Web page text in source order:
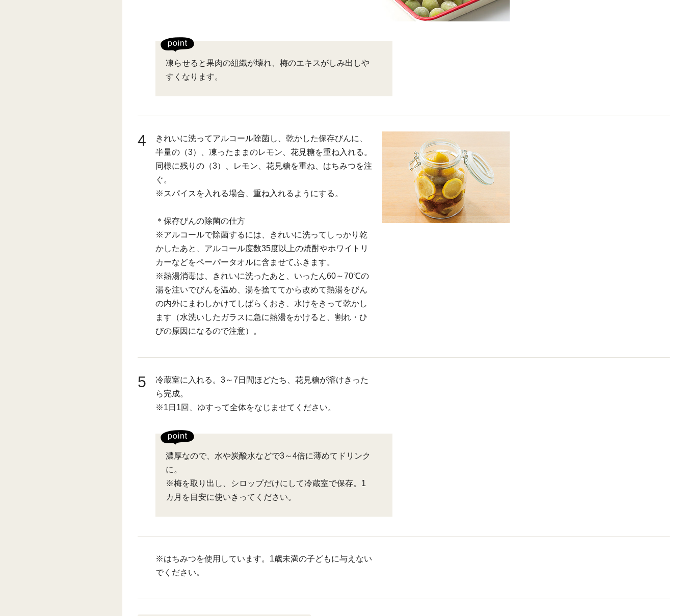
凍らせると果肉の組織が壊れ、梅のエキスがしみ出しや
すくなります。
4
きれいに洗ってアルコール除菌し、乾かした保存びんに、
半量の（3）、凍ったままのレモン、花見糖を重ね入れる。
同様に残りの（3）、レモン、花見糖を重ね、はちみつを注
ぐ。
※スパイスを入れる場合、重ね入れるようにする。
＊保存びんの除菌の仕方
※アルコールで除菌するには、きれいに洗ってしっかり乾
かしたあと、アルコール度数35度以上の焼酎やホワイトリ
カーなどをペーパータオルに含ませてふきます。
※熱湯消毒は、きれいに洗ったあと、いったん60～70℃の
湯を注いでびんを温め、湯を捨ててから改めて熱湯をびん
の内外にまわしかけてしばらくおき、水けをきって乾かし
ます（水洗いしたガラスに急に熱湯をかけると、割れ・ひ
びの原因になるので注意）。
5
冷蔵室に入れる。3～7日間ほどたち、花見糖が溶けきった
ら完成。
※1日1回、ゆすって全体をなじませてください。
濃厚なので、水や炭酸水などで3～4倍に薄めてドリンク
に。
※梅を取り出し、シロップだけにして冷蔵室で保存。1
カ月を目安に使いきってください。
※はちみつを使用しています。1歳未満の子どもに与えない
でください。